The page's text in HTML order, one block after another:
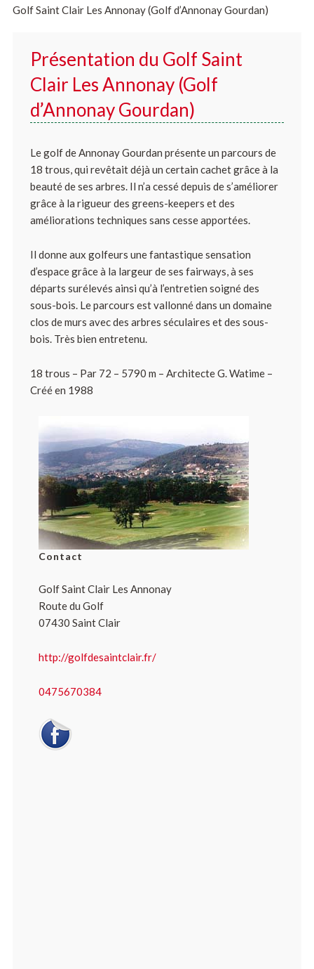
Golf Saint Clair Les Annonay (Golf d’Annonay Gourdan)
Présentation du Golf Saint
Clair Les Annonay (Golf
d’Annonay Gourdan)
Le golf de Annonay Gourdan présente un parcours de
18 trous, qui revêtait déjà un certain cachet grâce à la
beauté de ses arbres. Il n’a cessé depuis de s’améliorer
grâce à la rigueur des greens-keepers et des
améliorations techniques sans cesse apportées.
Il donne aux golfeurs une fantastique sensation
d’espace grâce à la largeur de ses fairways, à ses
départs surélevés ainsi qu’à l’entretien soigné des
sous-bois. Le parcours est vallonné dans un domaine
clos de murs avec des arbres séculaires et des sous-
bois. Très bien entretenu.
18 trous – Par 72 – 5790 m – Architecte G. Watime –
Créé en 1988
Contact
Golf Saint Clair Les Annonay
Route du Golf
07430 Saint Clair
http://golfdesaintclair.fr/
0475670384